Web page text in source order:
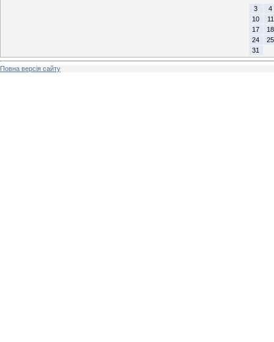
3
4
10
11
17
18
24
25
31
Повна версія сайту